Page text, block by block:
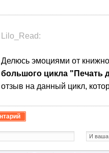
Lilo_Read:
Делюсь эмоциями от
большого цикла "Печать
отзыв на данный цикл,